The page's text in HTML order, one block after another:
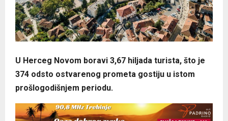
U Herceg Novom boravi 3,67 hiljada turista, što je
374 odsto ostvarenog prometa gostiju u istom
prošlogodišnjem periodu.